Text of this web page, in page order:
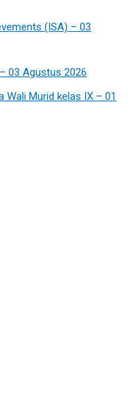
(ISA) – 03
03 Agustus 2026
Wali Murid kelas IX – 01